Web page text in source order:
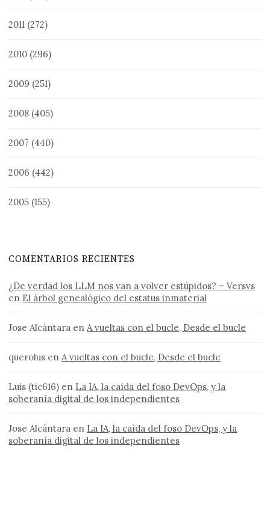
2011 (272)
2010 (296)
2009 (251)
2008 (405)
2007 (440)
2006 (442)
2005 (155)
COMENTARIOS RECIENTES
¿De verdad los LLM nos van a volver estúpidos? – Versvs
en El árbol genealógico del estatus inmaterial
Jose Alcántara enA vueltas con el bucle, Desde el bucle
querolus enA vueltas con el bucle, Desde el bucle
Luis (tic616) en La IA, la caída del foso DevOps, y la
soberanía digital de los independientes
Jose Alcántara en La IA, la caída del foso DevOps, y la
soberanía digital de los independientes